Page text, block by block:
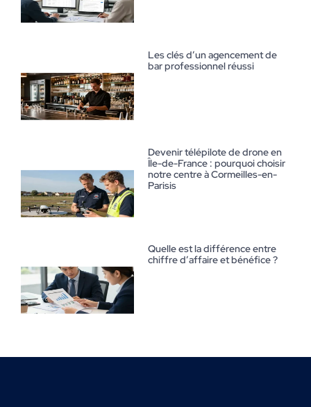
Les clés d’un agencement de
bar professionnel réussi
Devenir télépilote de drone en
Île-de-France : pourquoi choisir
notre centre à Cormeilles-en-
Parisis
Quelle est la différence entre
chiffre d’affaire et bénéfice ?